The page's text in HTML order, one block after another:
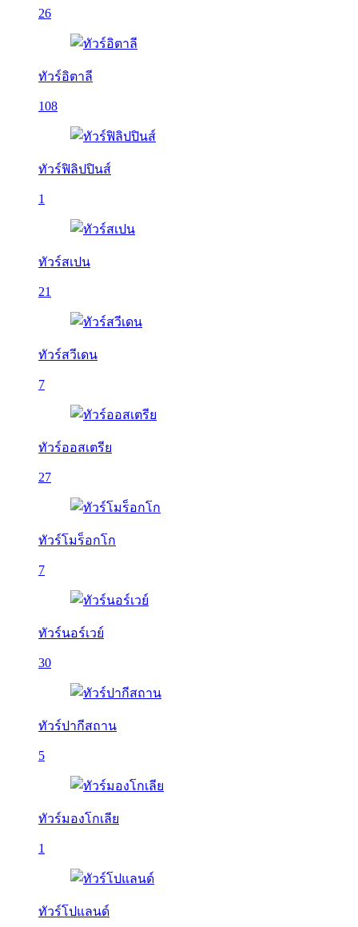
26
ทัวร์อิตาลี
108
ทัวร์ฟิลิปปินส์
1
ทัวร์สเปน
21
ทัวร์สวีเดน
7
ทัวร์ออสเตรีย
27
ทัวร์โมร็อกโก
7
ทัวร์นอร์เวย์
30
ทัวร์ปากีสถาน
5
ทัวร์มองโกเลีย
1
ทัวร์โปแลนด์